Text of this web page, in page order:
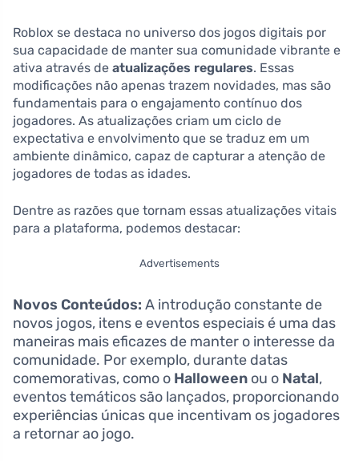
Roblox se destaca no universo dos jogos digitais por
sua capacidade de manter sua comunidade vibrante e
ativa através de atualizações regulares. Essas
modificações não apenas trazem novidades, mas são
fundamentais para o engajamento contínuo dos
jogadores. As atualizações criam um ciclo de
expectativa e envolvimento que se traduz em um
ambiente dinâmico, capaz de capturar a atenção de
jogadores de todas as idades.
Dentre as razões que tornam essas atualizações vitais
para a plataforma, podemos destacar:
Advertisements
Novos Conteúdos: A introdução constante de
novos jogos, itens e eventos especiais é uma das
maneiras mais eficazes de manter o interesse da
comunidade. Por exemplo, durante datas
comemorativas, como o Halloween ou o Natal,
eventos temáticos são lançados, proporcionando
experiências únicas que incentivam os jogadores
a retornar ao jogo.